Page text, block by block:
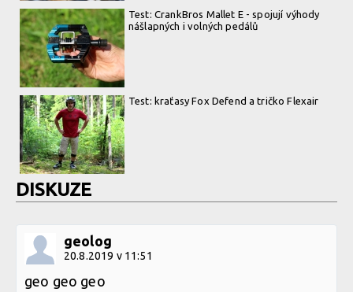
Test: CrankBros Mallet E - spojují výhody
nášlapných i volných pedálů
Test: kraťasy Fox Defend a tričko Flexair
DISKUZE
geolog
20.8.2019 v 11:51
geo geo geo